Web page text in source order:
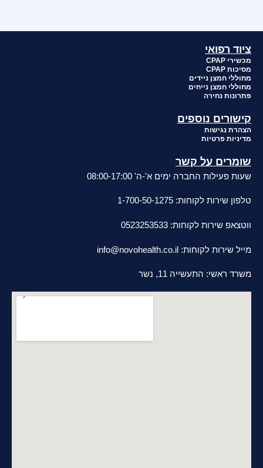
ציוד רפואי
מכשירי CPAP
מסיכות CPAP
מחוללי חמצן ניידים
מחוללי חמצן נייחים
פתרונות נחירה
קישורים נוספים
הצהרת נגישות
מדיניות פרטיות
שומרים על קשר
שעות פעילות החברה ימים א'-ה' 08:00-17:00
טלפון שירות לקוחות: 1-700-50-1275
ווטצאפ שירות לקוחות: 0523253533
מייל שירות לקוחות: info@novohealth.co.il
משרד ראשי: התעשייה 11, נשר
סניפי מכירות ושירות בפריסה ארצית